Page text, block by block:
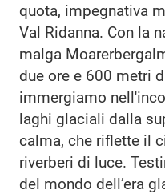
quota, impegnativa
Val Ridanna. Con la
malga
due ore e 600 metri
immergiamo
laghi glaciali dalla
calma, che riflette il
riverberi di luce.
del mondo dell’era